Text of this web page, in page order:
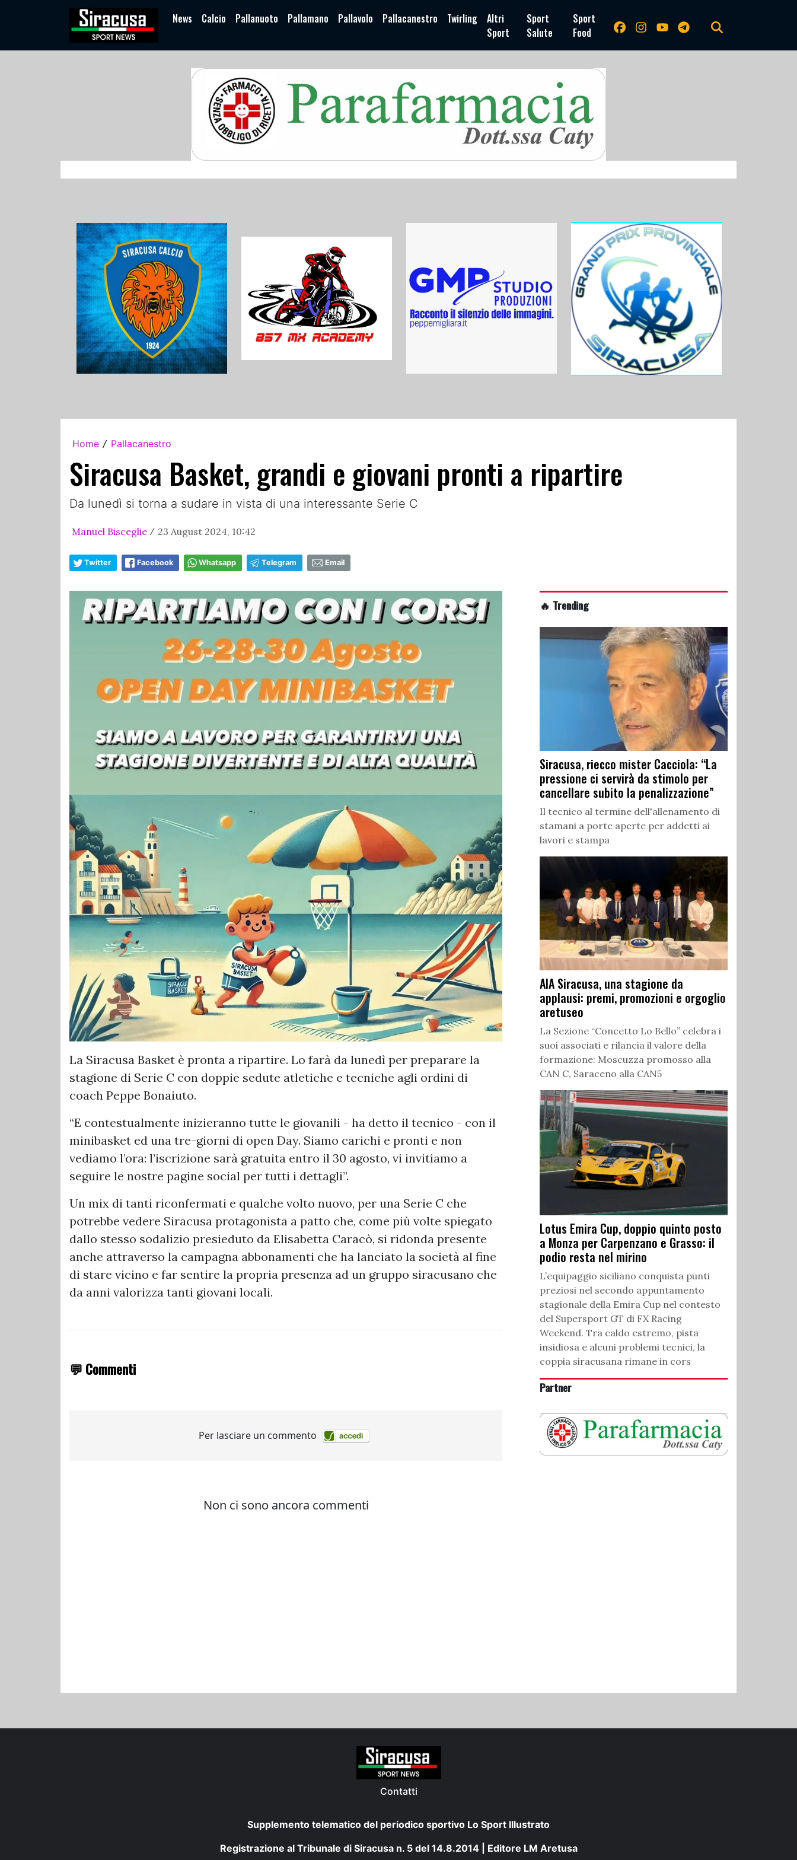
News Calcio Pallanuoto Pallamano Pallavolo Pallacanestro Twirling
Altri
Sport
Sport
Salute
Sport
Food
Home / Pallacanestro
Siracusa Basket, grandi e giovani pronti a ripartire
Da lunedì si torna a sudare in vista di una interessante Serie C
Manuel Bisceglie / 23 August 2024, 10:42
Twitter Facebook Whatsapp Telegram Email
La Siracusa Basket è pronta a ripartire. Lo farà da lunedì per preparare la
stagione di Serie C con doppie sedute atletiche e tecniche agli ordini di
coach Peppe Bonaiuto.
“E contestualmente inizieranno tutte le giovanili - ha detto il tecnico - con il
minibasket ed una tre-giorni di open Day. Siamo carichi e pronti e non
vediamo l’ora: l’iscrizione sarà gratuita entro il 30 agosto, vi invitiamo a
seguire le nostre pagine social per tutti i dettagli”.
Un mix di tanti riconfermati e qualche volto nuovo, per una Serie C che
potrebbe vedere Siracusa protagonista a patto che, come più volte spiegato
dallo stesso sodalizio presieduto da Elisabetta Caracò, si ridonda presente
anche attraverso la campagna abbonamenti che ha lanciato la società al fine
di stare vicino e far sentire la propria presenza ad un gruppo siracusano che
da anni valorizza tanti giovani locali.
💬 Commenti
🔥 Trending
Siracusa, riecco mister Cacciola: “La
pressione ci servirà da stimolo per
cancellare subito la penalizzazione”
Il tecnico al termine dell'allenamento di
stamani a porte aperte per addetti ai
lavori e stampa
AIA Siracusa, una stagione da
applausi: premi, promozioni e orgoglio
aretuseo
La Sezione “Concetto Lo Bello” celebra i
suoi associati e rilancia il valore della
formazione: Moscuzza promosso alla
CAN C, Saraceno alla CAN5
Lotus Emira Cup, doppio quinto posto
a Monza per Carpenzano e Grasso: il
podio resta nel mirino
L’equipaggio siciliano conquista punti
preziosi nel secondo appuntamento
stagionale della Emira Cup nel contesto
del Supersport GT di FX Racing
Weekend. Tra caldo estremo, pista
insidiosa e alcuni problemi tecnici, la
coppia siracusana rimane in cors
Partner
Contatti
Supplemento telematico del periodico sportivo Lo Sport Illustrato
Registrazione al Tribunale di Siracusa n. 5 del 14.8.2014 | Editore LM Aretusa